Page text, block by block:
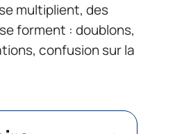
multiplient, des
forment : doublons,
confusion sur la